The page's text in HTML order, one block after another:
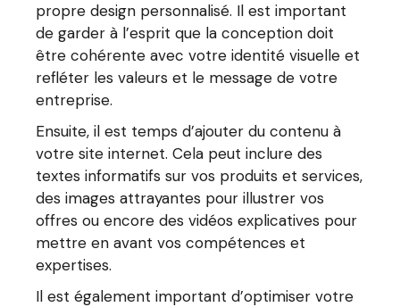
propre design personnalisé. Il est important
de garder à l’esprit que la conception doit
être cohérente avec votre identité visuelle et
refléter les valeurs et le message de votre
entreprise.
Ensuite, il est temps d’ajouter du contenu à
votre site internet. Cela peut inclure des
textes informatifs sur vos produits et services,
des images attrayantes pour illustrer vos
offres ou encore des vidéos explicatives pour
mettre en avant vos compétences et
expertises.
Il est également important d’optimiser votre